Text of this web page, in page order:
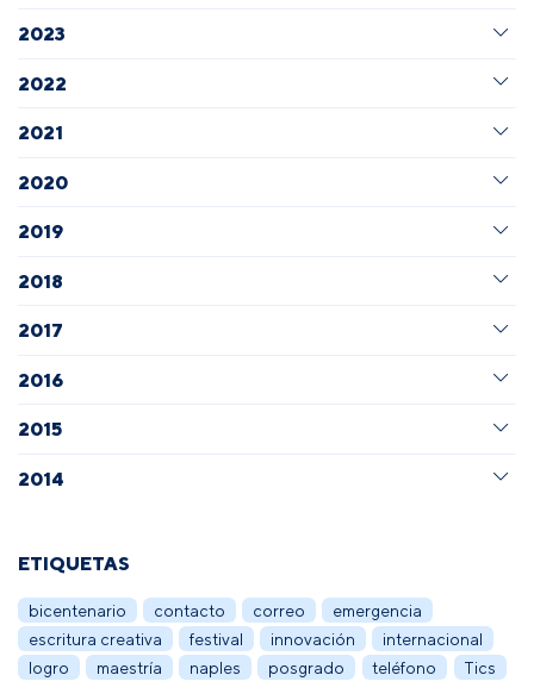
2023
2022
2021
2020
2019
2018
2017
2016
2015
2014
ETIQUETAS
bicentenario contacto correo
emergencia
escritura creativa
festival innovación
internacional
logro
maestría naples posgrado teléfono Tics